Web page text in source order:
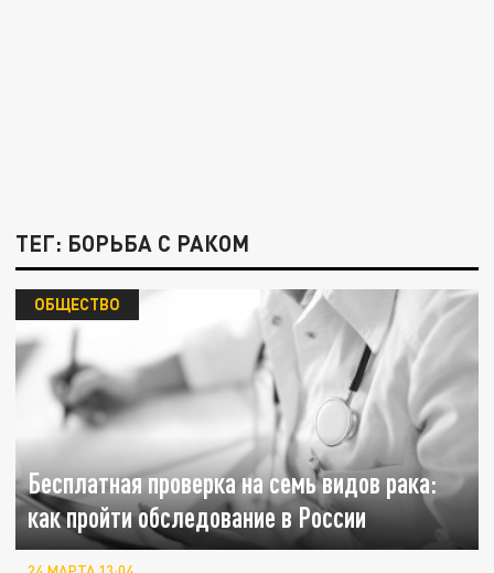
ТЕГ: БОРЬБА С РАКОМ
Бесплатная проверка на семь видов рака:
как пройти обследование в России
ОБЩЕСТВО